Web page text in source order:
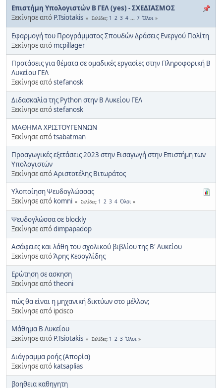
Επιστήμη Υπολογιστών Β ΓΕΛ (yes) - ΣΧΕΔΙΑΣΜΟΣ
Ξεκίνησε από P.Tsiotakis Σελίδες 1 2 3 4 ... 7 Όλοι
Εφαρμογή του Προγράμματος Σπουδών Δράσεις Ενεργού Πολίτη
Ξεκίνησε από mcpillager
Προτάσεις για θέματα σε ομαδικές εργασίες στην Πληροφορική Β
Λυκείου ΓΕΛ
Ξεκίνησε απόstefanosk
Διδασκαλία της Python στην Β Λυκείου ΓΕΛ
Ξεκίνησε απόstefanosk
ΜΑΘΗΜΑ ΧΡΙΣΤΟΥΓΕΝΝΩΝ
Ξεκίνησε απόtsabatman
Προαγωγικές εξετάσεις 2023 στην Εισαγωγή στην Επιστήμη των
Υπολογιστών
Ξεκίνησε απόΑριστοτέλης Βιτωράτος
Υλοποίηση Ψευδογλώσσας
Ξεκίνησε από komni Σελίδες 1 2 3 4 Όλοι
Ψευδογλώσσα σε blockly
Ξεκίνησε απόdimpapadop
Ασάφειες και λάθη του σχολικού βιβλίου της Β' Λυκείου
Ξεκίνησε απόΆρης Κεσογλίδης
Ερώτηση σε ασκηση
Ξεκίνησε απόtheoni
πώς θα είναι η μηχανική δικτύων στο μέλλον;
Ξεκίνησε από ipcisco
Μάθημα Β Λυκείου
Ξεκίνησε από P.Tsiotakis Σελίδες 1 2 3 Όλοι
Διάγραμμα ροής (Απορία)
Ξεκίνησε από katsaplias
βοηθεια καθηγητη